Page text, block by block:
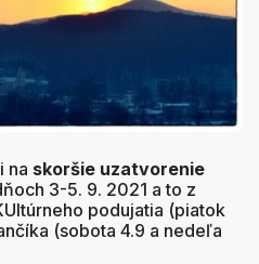
na skoršie uzatvorenie
3-5. 9. 2021 a to z
podujatia (piatok
(sobota 4.9 a nedeľa